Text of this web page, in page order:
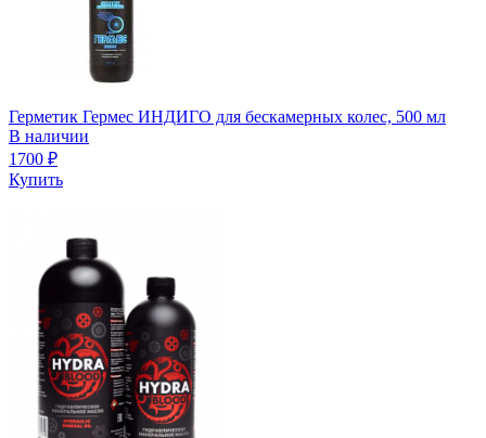
Герметик Гермес ИНДИГО для бескамерных колес, 500 мл
В наличии
1700 ₽
Купить